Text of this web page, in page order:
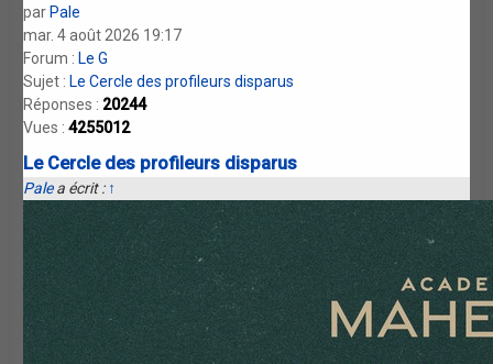
parPale
mar. 4 août 2026 19:17
Forum :Le G
Sujet :Le Cercle des profileurs disparus
Réponses : 20244
Vues :4255012
Le Cercle des profileurs disparus
Palea écrit : ↑